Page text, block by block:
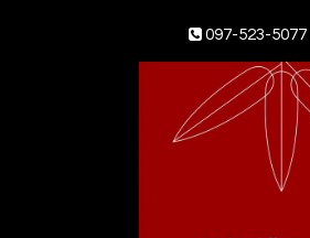
097-523-5077